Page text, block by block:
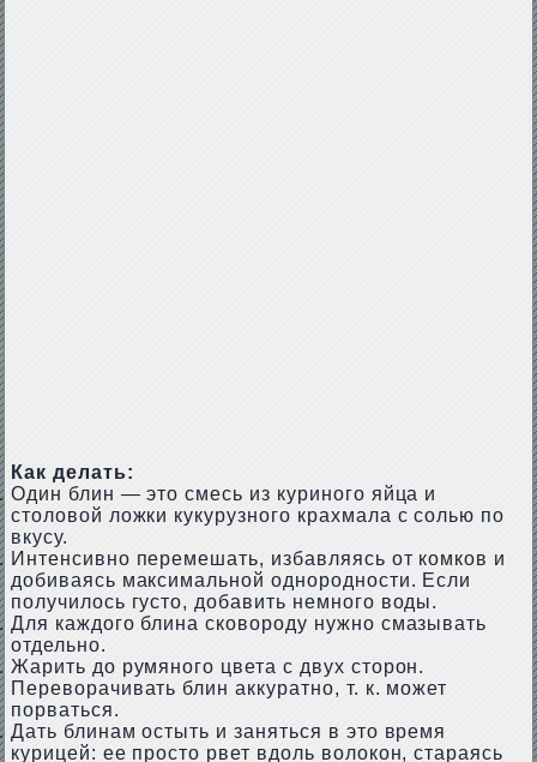
Как делать:
Один блин — это смесь из куриного яйца и
столовой ложки кукурузного крахмала с солью по
вкусу.
Интенсивно перемешать, избавляясь от комков и
добиваясь максимальной однородности. Если
получилось густо, добавить немного воды.
Для каждого блина сковороду нужно смазывать
отдельно.
Жарить до румяного цвета с двух сторон.
Переворачивать блин аккуратно, т. к. может
порваться.
Дать блинам остыть и заняться в это время
курицей: ее просто рвет вдоль волокон, стараясь